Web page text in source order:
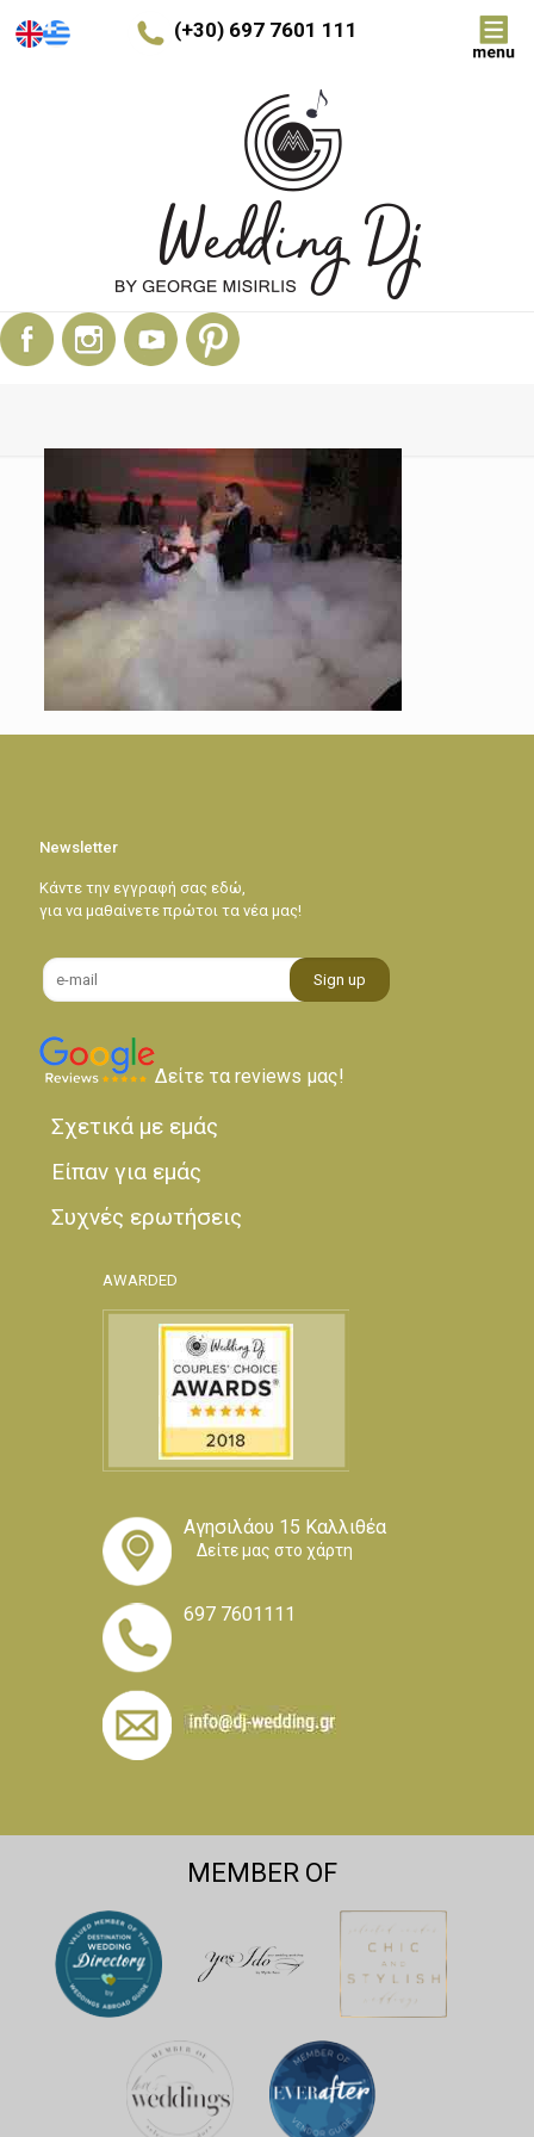
(+30) 697 7601 111
Newsletter
Κάντε την εγγραφή σας εδώ,
για να μαθαίνετε πρώτοι τα νέα μας!
Δείτε τα reviews μας!
Σχετικά με εμάς
Είπαν για εμάς
Συχνές ερωτήσεις
AWARDED
Αγησιλάου 15 Καλλιθέα
Δείτε μας στο χάρτη
697 7601111
MEMBER OF